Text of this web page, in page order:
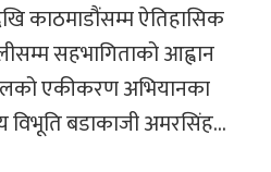
काठमाडौंसम्म ऐतिहासिक
सहभागिताको आह्वान
एकीकरण अभियानका
विभूति बडाकाजी अमरसिंह...